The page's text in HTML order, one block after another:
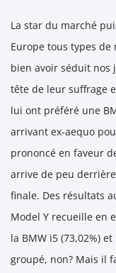
La star du marché
Europe tous types
bien avoir séduit nos
tête de leur suffrage
lui ont préféré une
arrivant ex-aequo
prononcé en faveur
arrive de peu
finale. Des résultats
Model Y recueille en
la BMW i5 (73,02%)
groupé, non? Mais il